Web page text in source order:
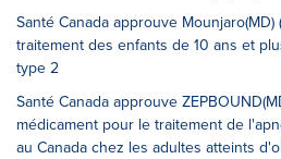
Santé Canada approuve
traitement des enfants de 10 ans et
type 2
Santé Canada approuve
médicament pour le traitement de
au Canada chez les adultes atteints